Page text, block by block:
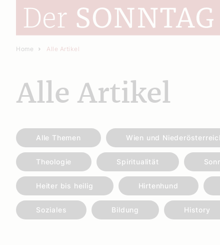
Home Alle Artikel
Alle Artikel
Alle Themen Wien und
Theologie Spiritualität
Heiter bis heilig Hirtenhund
Soziales Bildung History